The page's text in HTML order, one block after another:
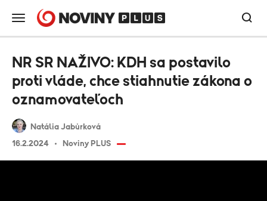
Natália Jabůrková
16.2.2024
Noviny PLUS
NR SR NAŽIVO: KDH sa postavilo
proti vláde, chce stiahnutie zákona o
oznamovateľoch